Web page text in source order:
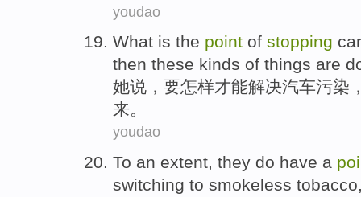
youdao
What is the point of stopping
then these kinds of things are
她说 ，要怎样才能解决汽车污染
来。
youdao
To an extent, they do have a
switching to smokeless tobacco